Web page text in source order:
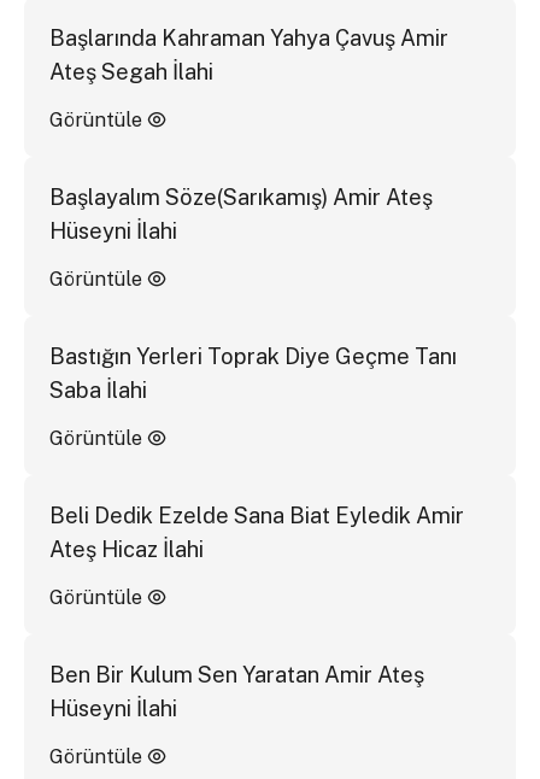
Başlarında Kahraman Yahya Çavuş Amir
Ateş Segah İlahi
Görüntüle
Başlayalım Söze(Sarıkamış) Amir Ateş
Hüseyni İlahi
Görüntüle
Bastığın Yerleri Toprak Diye Geçme Tanı
Saba İlahi
Görüntüle
Beli Dedik Ezelde Sana Biat Eyledik Amir
Ateş Hicaz İlahi
Görüntüle
Ben Bir Kulum Sen Yaratan Amir Ateş
Hüseyni İlahi
Görüntüle